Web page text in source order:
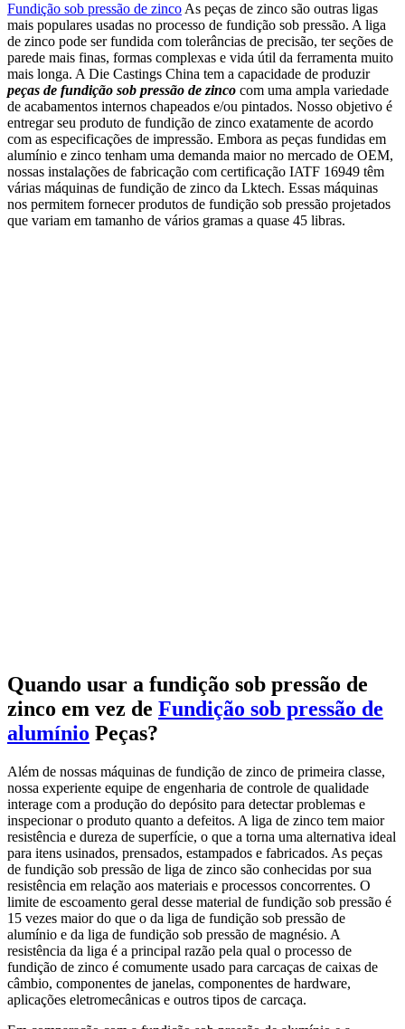
Fundição sob pressão de zinco As peças de zinco são outras ligas
mais populares usadas no processo de fundição sob pressão. A liga
de zinco pode ser fundida com tolerâncias de precisão, ter seções de
parede mais finas, formas complexas e vida útil da ferramenta muito
mais longa. A Die Castings China tem a capacidade de produzir
peças de fundição sob pressão de zinco com uma ampla variedade
de acabamentos internos chapeados e/ou pintados. Nosso objetivo é
entregar seu produto de fundição de zinco exatamente de acordo
com as especificações de impressão. Embora as peças fundidas em
alumínio e zinco tenham uma demanda maior no mercado de OEM,
nossas instalações de fabricação com certificação IATF 16949 têm
várias máquinas de fundição de zinco da Lktech. Essas máquinas
nos permitem fornecer produtos de fundição sob pressão projetados
que variam em tamanho de vários gramas a quase 45 libras.
Quando usar a fundição sob pressão de
zinco em vez de Fundição sob pressão de
alumínio Peças?
Além de nossas máquinas de fundição de zinco de primeira classe,
nossa experiente equipe de engenharia de controle de qualidade
interage com a produção do depósito para detectar problemas e
inspecionar o produto quanto a defeitos. A liga de zinco tem maior
resistência e dureza de superfície, o que a torna uma alternativa ideal
para itens usinados, prensados, estampados e fabricados. As peças
de fundição sob pressão de liga de zinco são conhecidas por sua
resistência em relação aos materiais e processos concorrentes. O
limite de escoamento geral desse material de fundição sob pressão é
15 vezes maior do que o da liga de fundição sob pressão de
alumínio e da liga de fundição sob pressão de magnésio. A
resistência da liga é a principal razão pela qual o processo de
fundição de zinco é comumente usado para carcaças de caixas de
câmbio, componentes de janelas, componentes de hardware,
aplicações eletromecânicas e outros tipos de carcaça.